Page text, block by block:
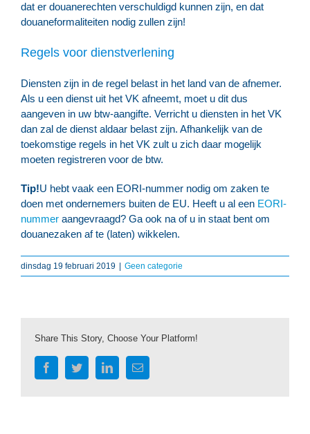
dat er douanerechten verschuldigd kunnen zijn, en dat
douaneformaliteiten nodig zullen zijn!
Regels voor dienstverlening
Diensten zijn in de regel belast in het land van de afnemer.
Als u een dienst uit het VK afneemt, moet u dit dus
aangeven in uw btw-aangifte. Verricht u diensten in het VK
dan zal de dienst aldaar belast zijn. Afhankelijk van de
toekomstige regels in het VK zult u zich daar mogelijk
moeten registreren voor de btw.
Tip!U hebt vaak een EORI-nummer nodig om zaken te
doen met ondernemers buiten de EU. Heeft u al een EORI-
nummer aangevraagd? Ga ook na of u in staat bent om
douanezaken af te (laten) wikkelen.
dinsdag 19 februari 2019 | Geen categorie
Share This Story, Choose Your Platform!
FacebookTwitterLinkedIn
E-
mail